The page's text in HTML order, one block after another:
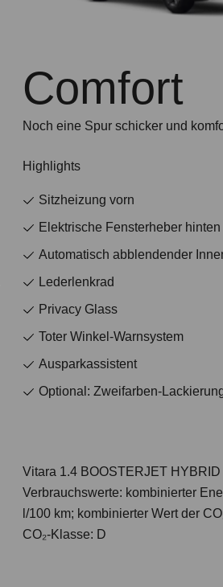
Comfort
Noch eine Spur schicker und
Highlights
Sitzheizung vorn
Elektrische Fensterheber hinten
Automatisch abblendender
Lederlenkrad
Privacy Glass
Toter Winkel-Warnsystem
Ausparkassistent
Optional: Zweifarben-
Vitara 1.4 BOOSTERJET HYBRID
Verbrauchswerte: kombinierter
l/100 km; kombinierter Wert der
CO₂-Klasse: D